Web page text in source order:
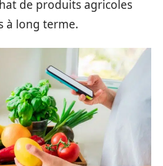
de produits agricoles
à long terme.